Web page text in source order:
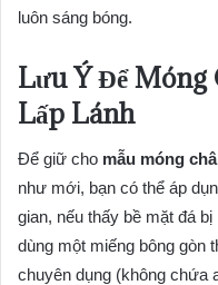
luôn sáng bóng.
Lưu Ý Để
Lấp Lánh
Để giữ cho mẫu móng
như mới, bạn có thể áp
gian, nếu thấy bề mặt đá
dùng một miếng bông gòn
chuyên dụng (không chứa